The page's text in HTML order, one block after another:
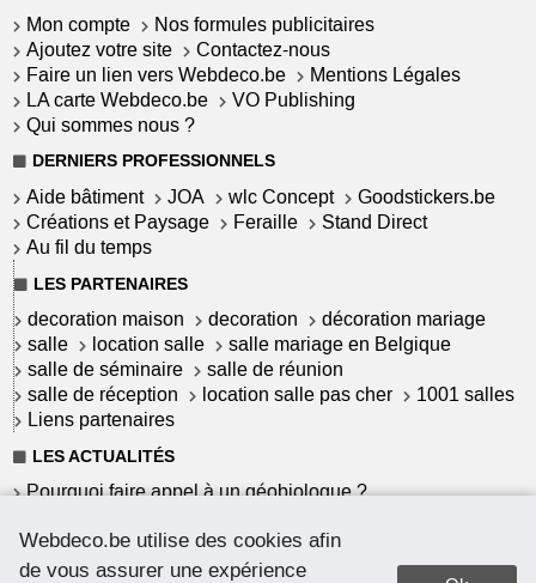
Webdeco.be utilise des cookies afin
de vous assurer une expérience
Mon compte
Nos formules publicitaires
Ajoutez votre site
Contactez-nous
Faire un lien vers Webdeco.be
Mentions Légales
LA carte Webdeco.be
VO Publishing
Qui sommes nous ?
DERNIERS PROFESSIONNELS
Aide bâtiment JOA wlc Concept
Goodstickers.be
Créations et Paysage
Feraille
Stand Direct
Au fil du temps
LES PARTENAIRES
decoration maison decoration
décoration mariage
salle
location salle
salle mariage en Belgique
salle de séminaire
salle de réunion
salle de réception
location salle pas cher
1001 salles
Liens partenaires
LES ACTUALITÉS
Pourquoi faire appel à un géobiologue ?
rendement ?
Le Mortex : un revêtement belge